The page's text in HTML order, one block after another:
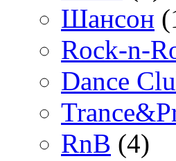
Шансон
Rock-n-
Dance
RnB (4)